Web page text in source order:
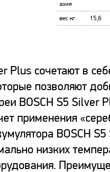
азия
вес кг.
15,6
Plus сочетают в
позволяют
BOSCH S5 Silver
применения
BOSCH
низких